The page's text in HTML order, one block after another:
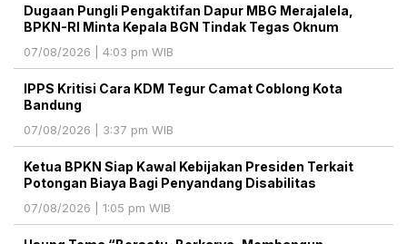
Dugaan Pungli Pengaktifan Dapur MBG Merajalela,
BPKN-RI Minta Kepala BGN Tindak Tegas Oknum
07/08/2026 | 4:03 pm WIB
IPPS Kritisi Cara KDM Tegur Camat Coblong Kota
Bandung
07/08/2026 | 3:37 pm WIB
Ketua BPKN Siap Kawal Kebijakan Presiden Terkait
Potongan Biaya Bagi Penyandang Disabilitas
07/08/2026 | 1:05 pm WIB